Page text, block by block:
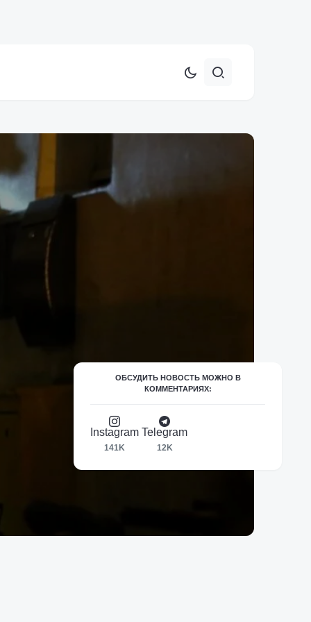
ОБСУДИТЬ НОВОСТЬ МОЖНО В
КОММЕНТАРИЯХ:
Instagram
141K
Telegram
12K